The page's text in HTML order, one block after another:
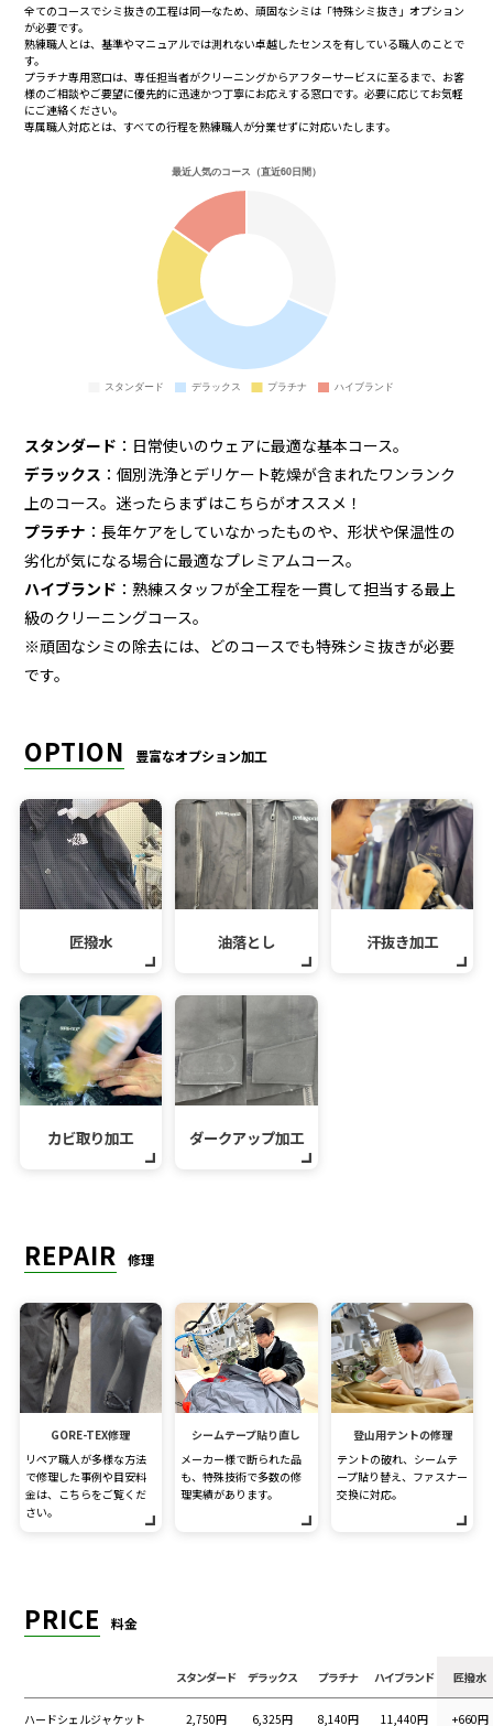
全てのコースでシミ抜きの工程は同一なため、頑固なシミは「特殊シミ抜き」オプション
が必要です。
熟練職人とは、基準やマニュアルでは測れない卓越したセンスを有している職人のことで
す。
プラチナ専用窓口は、専任担当者がクリーニングからアフターサービスに至るまで、お客
様のご相談やご要望に優先的に迅速かつ丁寧にお応えする窓口です。必要に応じてお気軽
にご連絡ください。
専属職人対応とは、すべての行程を熟練職人が分業せずに対応いたします。
スタンダード ：日常使いのウェアに最適な基本コース。
デラックス ：個別洗浄とデリケート乾燥が含まれたワンランク
上のコース。迷ったらまずはこちらがオススメ！
プラチナ ：長年ケアをしていなかったものや、形状や保温性の
劣化が気になる場合に最適なプレミアムコース。
ハイブランド ：熟練スタッフが全工程を一貫して担当する最上
級のクリーニングコース。
※頑固なシミの除去には、どのコースでも特殊シミ抜きが必要
です。
OPTION 豊富なオプション加工
匠撥水 油落とし 汗抜き加工
カビ取り加工 ダークアップ加工
REPAIR 修理
GORE-TEX修理
リペア職人が多様な方法
で修理した事例や目安料
金は、こちらをご覧くだ
さい。
シームテープ貼り直し
メーカー様で断られた品
も、特殊技術で多数の修
理実績があります。
登山用テントの修理
テントの破れ、シームテ
ープ貼り替え、ファスナー
交換に対応。
PRICE 料金
スタンダード デラックス プラチナ ハイブランド 匠撥水
ハードシェルジャケット 2,750円 6,325円 8,140円 11,440円 +660円